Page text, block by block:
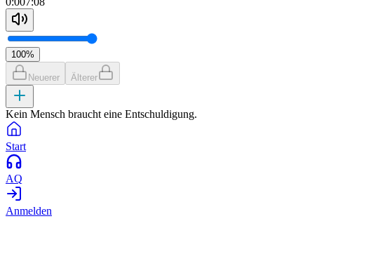
100%
Neuerer Älterer
Kein Mensch braucht eine Entschuldigung.
Start
AQ
Anmelden